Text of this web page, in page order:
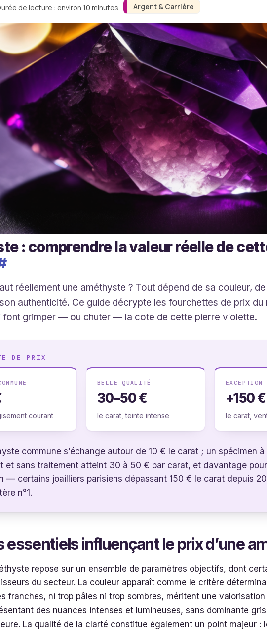
Argent & Carrière
de lecture : environ 10 minutes
: comprendre la valeur réelle de
réellement une améthyste ? Tout dépend de sa couleur,
authenticité. Ce guide décrypte les fourchettes de prix du
font grimper — ou chuter — la cote de cette pierre violette.
DE PRIX
courant
BELLE QUALITÉ
30–50 €
le carat, teinte intense
EXCEPTION
+150 €
le carat,
commune s’échange autour de 10 € le carat ; un spécimen
et sans traitement atteint 30 à 50 € par carat, et davantage
— certains joailliers parisiens dépassant 150 € le carat depuis
n°1.
essentiels influençant le prix d’une
repose sur un ensemble de paramètres objectifs, dont
du secteur. La couleur apparaît comme le critère
franches, ni trop pâles ni trop sombres, méritent une valorisation
des nuances intenses et lumineuses, sans dominante
La qualité de la clarté constitue également un point majeur :